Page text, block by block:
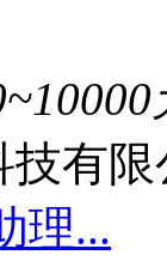
技有限
理...